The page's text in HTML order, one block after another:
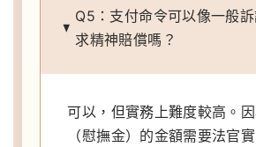
Q5：支付命令可以像一般
求精神賠償嗎？
可以，但實務上難度較高。
（慰撫金）的金額需要法官